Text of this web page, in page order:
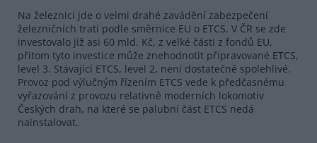
Na železnici jde o velmi drahé zavádění zabezpečení
železničních tratí podle směrnice EU o ETCS. V ČR se zde
investovalo již asi 60 mld. Kč, z velké části z fondů EU,
přitom tyto investice může znehodnotit připravované ETCS,
level 3. Stávající ETCS, level 2, není dostatečně spolehlivé.
Provoz pod výlučným řízením ETCS vede k předčasnému
vyřazování z provozu relativně moderních lokomotiv
Českých drah, na které se palubní část ETCS nedá
nainstalovat.